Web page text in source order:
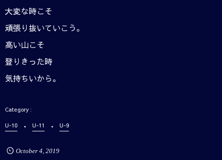
大変な時こそ
頑張り抜いていこう。
高い山こそ
登りきった時
気持ちいから。
U-10 U-11 U-9
October 4, 2019